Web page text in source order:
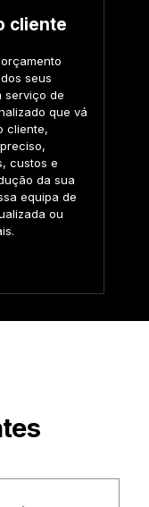
cliente
seus
serviço de
que vá
cliente,
custos e
da sua
equipa de
ou